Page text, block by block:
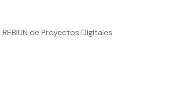
de Proyectos Digitales